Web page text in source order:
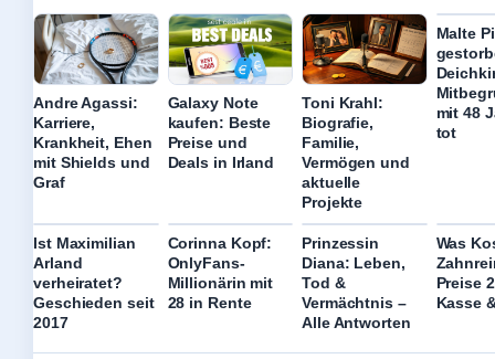
Andre Agassi:
Karriere,
Krankheit, Ehen
mit Shields und
Graf
Galaxy Note
kaufen: Beste
Preise und
Deals in Irland
Toni Krahl:
Biografie,
Familie,
Vermögen und
aktuelle
Projekte
Malte
mit 48
tot
Ist Maximilian
Arland
verheiratet?
Geschieden seit
2017
Corinna Kopf:
OnlyFans-
Millionärin mit
28 in Rente
Prinzessin
Diana: Leben,
Tod &
Vermächtnis –
Alle Antworten
Was
Preise
Kasse